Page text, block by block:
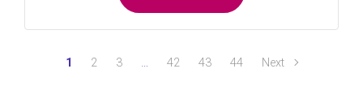
1 2 3 … 42 43 44 Next